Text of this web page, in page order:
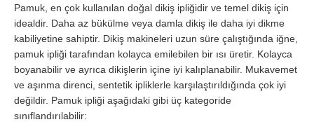
Pamuk, en çok kullanılan doğal dikiş ipliğidir ve temel dikiş için
idealdir. Daha az bükülme veya damla dikiş ile daha iyi dikme
kabiliyetine sahiptir. Dikiş makineleri uzun süre çalıştığında iğne,
pamuk ipliği tarafından kolayca emilebilen bir ısı üretir. Kolayca
boyanabilir ve ayrıca dikişlerin içine iyi kalıplanabilir. Mukavemet
ve aşınma direnci, sentetik ipliklerle karşılaştırıldığında çok iyi
değildir. Pamuk ipliği aşağıdaki gibi üç kategoride
sınıflandırılabilir: